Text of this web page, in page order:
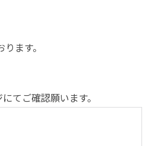
ます。
てご確認願います。